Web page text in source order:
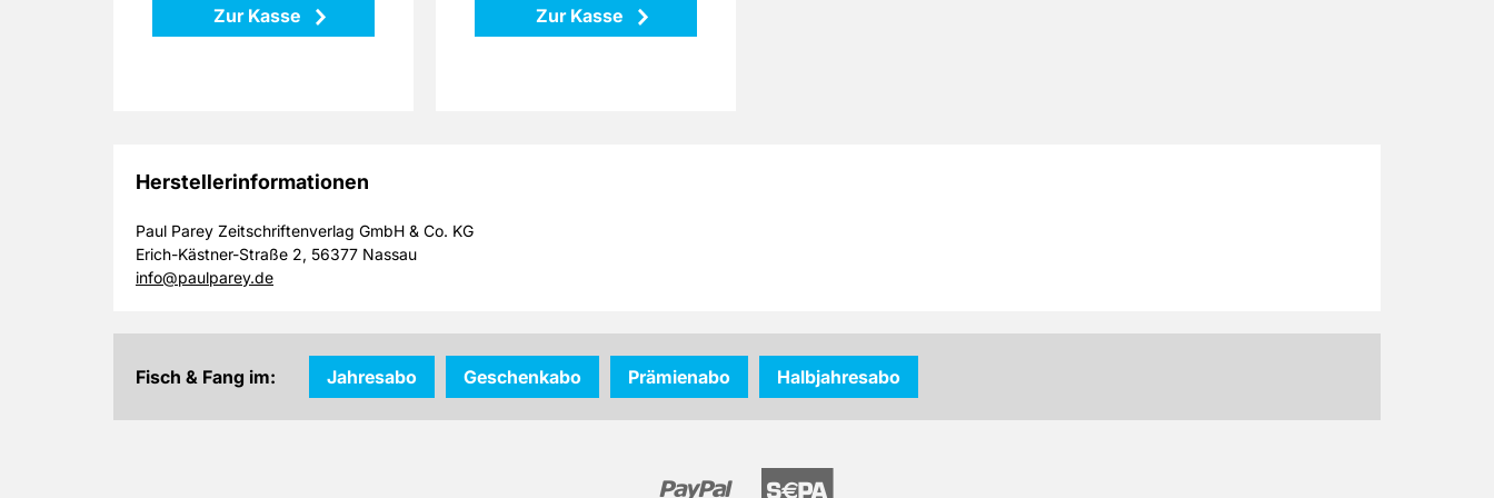
Zur Kasse
integrierte Weichkunststoff-
Elemente
Zur Kasse
Maße: 18 x 18 x 25 cm
Material: Gusseisen
Zurück
Herstellerinformationen
Paul Parey Zeitschriftenverlag GmbH & Co. KG
Erich-Kästner-Straße 2, 56377 Nassau
info@paulparey.de
Fisch & Fang im: Jahresabo Geschenkabo Prämienabo Halbjahresabo